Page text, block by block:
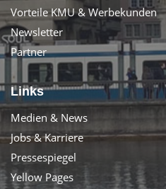
Vorteile KMU & Werbekunden
Newsletter
Partner
Links
Medien & News
Jobs & Karriere
Pressespiegel
Yellow Pages